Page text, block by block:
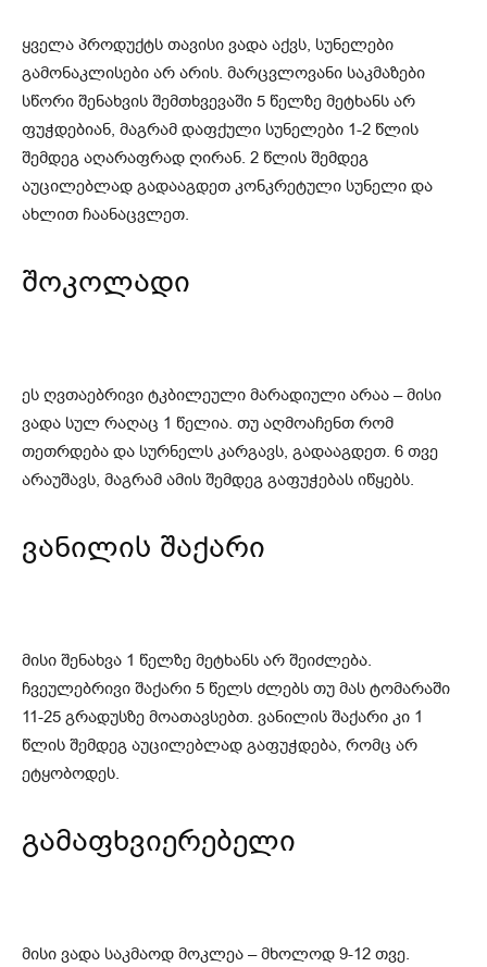
ყველა პროდუქტს თავისი ვადა აქვს, სუნელები
გამონაკლისები არ არის. მარცვლოვანი საკმაზები
სწორი შენახვის შემთხვევაში 5 წელზე მეტხანს არ
ფუჭდებიან, მაგრამ დაფქული სუნელები 1-2 წლის
შემდეგ აღარაფრად ღირან. 2 წლის შემდეგ
აუცილებლად გადააგდეთ კონკრეტული სუნელი და
ახლით ჩაანაცვლეთ.
შოკოლადი
ეს ღვთაებრივი ტკბილეული მარადიული არაა – მისი
ვადა სულ რაღაც 1 წელია. თუ აღმოაჩენთ რომ
თეთრდება და სურნელს კარგავს, გადააგდეთ. 6 თვე
არაუშავს, მაგრამ ამის შემდეგ გაფუჭებას იწყებს.
ვანილის შაქარი
მისი შენახვა 1 წელზე მეტხანს არ შეიძლება.
ჩვეულებრივი შაქარი 5 წელს ძლებს თუ მას ტომარაში
11-25 გრადუსზე მოათავსებთ. ვანილის შაქარი კი 1
წლის შემდეგ აუცილებლად გაფუჭდება, რომც არ
ეტყობოდეს.
გამაფხვიერებელი
მისი ვადა საკმაოდ მოკლეა – მხოლოდ 9-12 თვე.